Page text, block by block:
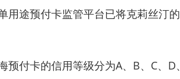
途预付卡监管平台已将克莉丝汀
付卡的信用等级分为A、B、C、D